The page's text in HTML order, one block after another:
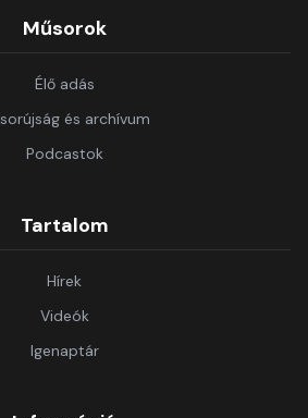
Műsorok
Élő adás
és archívum
Podcastok
Tartalom
Hírek
Videók
Igenaptár